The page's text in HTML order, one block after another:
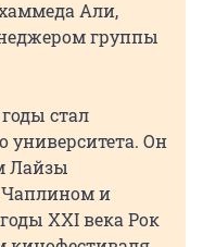
Али,
группы
стал
университета. Он
Лайзы
и
XXI века Рок